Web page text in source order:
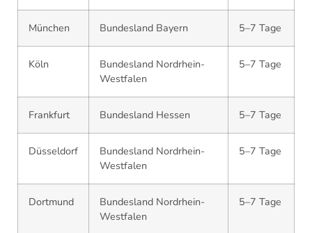
München Bundesland Bayern 5–7 Tage
Köln
Bundesland Nordrhein-
Westfalen
5–7 Tage
Frankfurt Bundesland Hessen 5–7 Tage
Düsseldorf
Bundesland Nordrhein-
Westfalen
5–7 Tage
Dortmund
Bundesland Nordrhein-
Westfalen
5–7 Tage